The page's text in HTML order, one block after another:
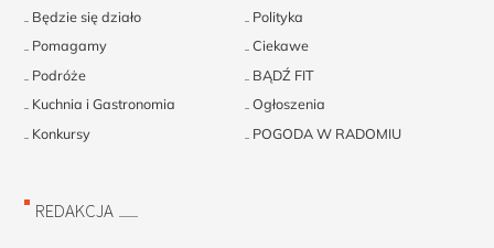
Będzie się działo
Polityka
Pomagamy
Ciekawe
Podróże
BĄDŹ FIT
Kuchnia i Gastronomia
Ogłoszenia
Konkursy
POGODA W RADOMIU
REDAKCJA